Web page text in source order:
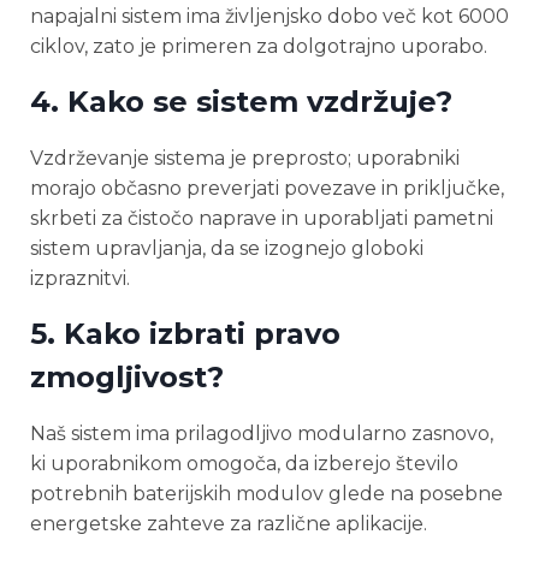
napajalni sistem ima življenjsko dobo več kot 6000
ciklov, zato je primeren za dolgotrajno uporabo.
4. Kako se sistem vzdržuje?
Vzdrževanje sistema je preprosto; uporabniki
morajo občasno preverjati povezave in priključke,
skrbeti za čistočo naprave in uporabljati pametni
sistem upravljanja, da se izognejo globoki
izpraznitvi.
5. Kako izbrati pravo
zmogljivost?
Naš sistem ima prilagodljivo modularno zasnovo,
ki uporabnikom omogoča, da izberejo število
potrebnih baterijskih modulov glede na posebne
energetske zahteve za različne aplikacije.